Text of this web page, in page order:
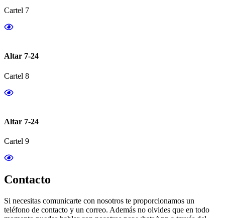
Cartel 7
Altar 7-24
Cartel 8
Altar 7-24
Cartel 9
Contacto
Si necesitas comunicarte con nosotros te proporcionamos un
teléfono de contacto y un correo. Además no olvides que en todo